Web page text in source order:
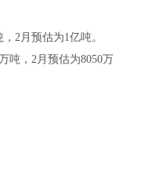
2月预估为1亿吨。
，2月预估为8050万